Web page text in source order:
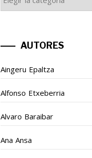
GAIAK
AUTORES
Aingeru Epaltza
Alfonso Etxeberria
Alvaro Baraibar
Ana Ansa